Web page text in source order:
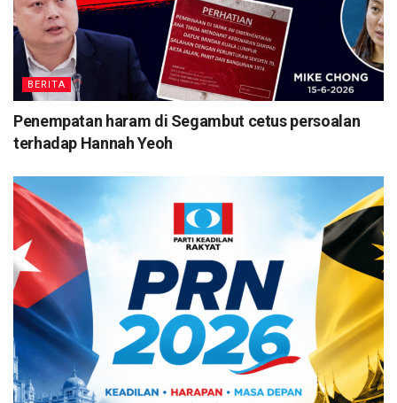
BERITA
Penempatan haram di Segambut cetus persoalan
terhadap Hannah Yeoh